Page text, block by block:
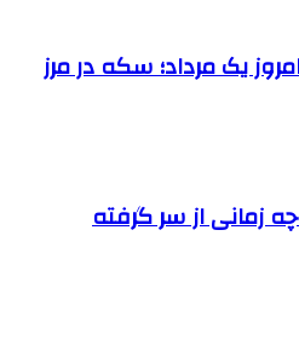
یک مرداد؛ سکه در مرز
زمانی از سر گرفته